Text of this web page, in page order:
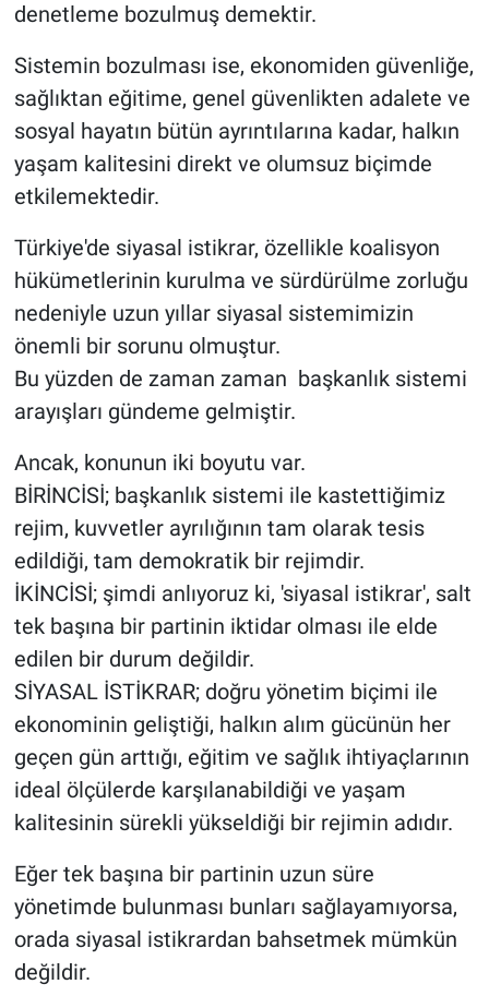
denetleme bozulmuş demektir.
Sistemin bozulması ise, ekonomiden güvenliğe,
sağlıktan eğitime, genel güvenlikten adalete ve
sosyal hayatın bütün ayrıntılarına kadar, halkın
yaşam kalitesini direkt ve olumsuz biçimde
etkilemektedir.
Türkiye'de siyasal istikrar, özellikle koalisyon
hükümetlerinin kurulma ve sürdürülme zorluğu
nedeniyle uzun yıllar siyasal sistemimizin
önemli bir sorunu olmuştur.
Bu yüzden de zaman zaman başkanlık sistemi
arayışları gündeme gelmiştir.
Ancak, konunun iki boyutu var.
BİRİNCİSİ; başkanlık sistemi ile kastettiğimiz
rejim, kuvvetler ayrılığının tam olarak tesis
edildiği, tam demokratik bir rejimdir.
İKİNCİSİ; şimdi anlıyoruz ki, 'siyasal istikrar', salt
tek başına bir partinin iktidar olması ile elde
edilen bir durum değildir.
SİYASAL İSTİKRAR; doğru yönetim biçimi ile
ekonominin geliştiği, halkın alım gücünün her
geçen gün arttığı, eğitim ve sağlık ihtiyaçlarının
ideal ölçülerde karşılanabildiği ve yaşam
kalitesinin sürekli yükseldiği bir rejimin adıdır.
Eğer tek başına bir partinin uzun süre
yönetimde bulunması bunları sağlayamıyorsa,
orada siyasal istikrardan bahsetmek mümkün
değildir.